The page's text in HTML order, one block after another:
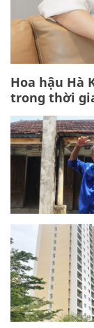
Hoa hậu Hà
trong thời